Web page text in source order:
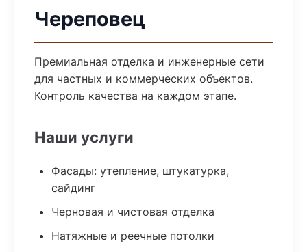
Череповец
Премиальная отделка и инженерные сети
для частных и коммерческих объектов.
Контроль качества на каждом этапе.
Наши услуги
Фасады: утепление, штукатурка,
сайдинг
Черновая и чистовая отделка
Натяжные и реечные потолки